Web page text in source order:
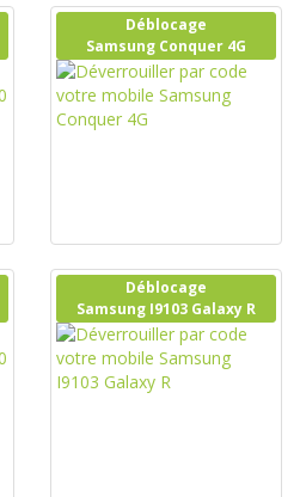
Déblocage
Samsung Conquer 4G
Déblocage
Samsung I9103 Galaxy R